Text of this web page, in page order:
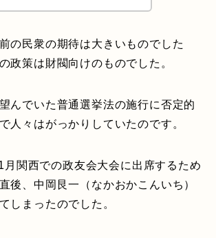
の民衆の期待は大きいものでした
政策は財閥向けのものでした。
んでいた普通選挙法の施行に否定的
人々はがっかりしていたのです。
関西での政友会大会に出席するため
後、中岡艮一（なかおかこんいち）
しまったのでした。